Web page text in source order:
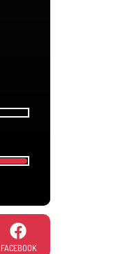
FACEBOOK